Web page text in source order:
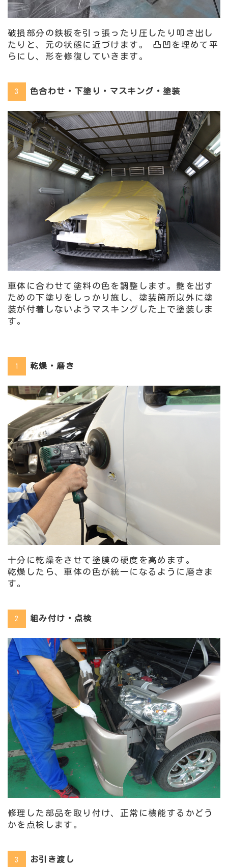
破損部分の鉄板を引っ張ったり圧したり叩き出し
たりと、元の状態に近づけます。 凸凹を埋めて平
らにし、形を修復していきます。
3 色合わせ・下塗り・マスキング・塗装
車体に合わせて塗料の色を調整します。艶を出す
ための下塗りをしっかり施し、塗装箇所以外に塗
装が付着しないようマスキングした上で塗装しま
す。
1 乾燥・磨き
十分に乾燥をさせて塗膜の硬度を高めます。
乾燥したら、車体の色が統一になるように磨きま
す。
2 組み付け・点検
修理した部品を取り付け、正常に機能するかどう
かを点検します。
3 お引き渡し